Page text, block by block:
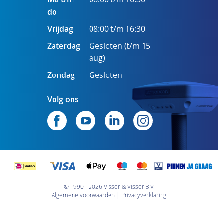
do
Vrijdag
08:00 t/m 16:30
Zaterdag
Gesloten (t/m 15
aug)
Zondag
Gesloten
Volg ons
© 1990 - 2026 Visser & Visser B.V.
Algemene voorwaarden
Privacyverklaring